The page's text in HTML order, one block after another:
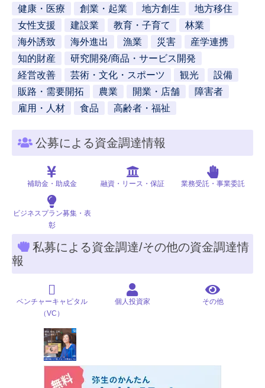
健康・医療
創業・起業 地方創生
地方移住
女性支援
建設業 教育・子育て
林業
海外誘致
海外進出 漁業 災害
産学連携
知的財産
研究開発/商品・サービス開発
経営改善
芸術・文化・スポーツ 観光
設備
販路・需要開拓
農業 開業・店舗
障害者
雇用・人材
食品 高齢者・福祉
公募による資金調達情報
補助金・助成金 融資・リース・保証 業務受託・事業委託
ビジネスプラン募集・表
彰
私募による資金調達/その他の資金調達情
報
ベンチャーキャピタル
（VC）
個人投資家 その他